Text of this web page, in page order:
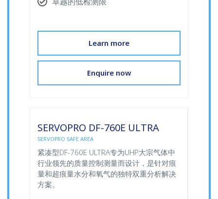
Learn more
Enquire now
SERVOPRO DF-760E ULTRA
SERVOPRO SAFE AREA
紧凑型DF-760E ULTRA专为UHP大宗气体中
行业领先的质量控制测量而设计，是针对痕
量和超痕量水分和氧气的独特双重分析解决
方案。